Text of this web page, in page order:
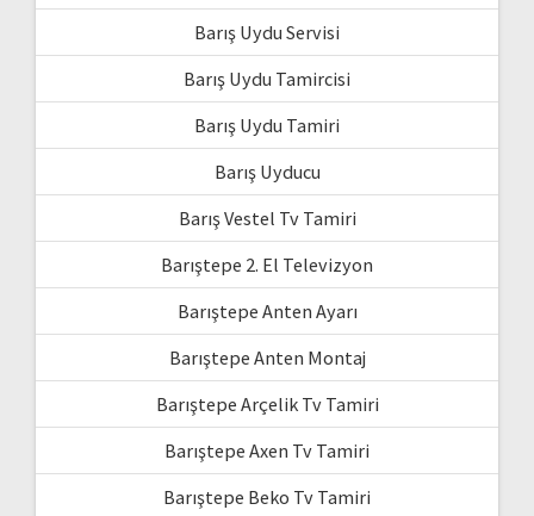
Barış Uydu Servisi
Barış Uydu Tamircisi
Barış Uydu Tamiri
Barış Uyducu
Barış Vestel Tv Tamiri
Barıştepe 2. El Televizyon
Barıştepe Anten Ayarı
Barıştepe Anten Montaj
Barıştepe Arçelik Tv Tamiri
Barıştepe Axen Tv Tamiri
Barıştepe Beko Tv Tamiri